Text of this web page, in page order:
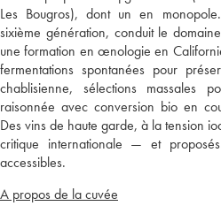
Les Bougros), dont un en
sixième génération, conduit le
une formation en œnologie en
fermentations spontanées pour
chablisienne, sélections massales
raisonnée avec conversion bio en
Des vins de haute garde, à la tension
critique internationale — et
accessibles.
A propos de la cuvée